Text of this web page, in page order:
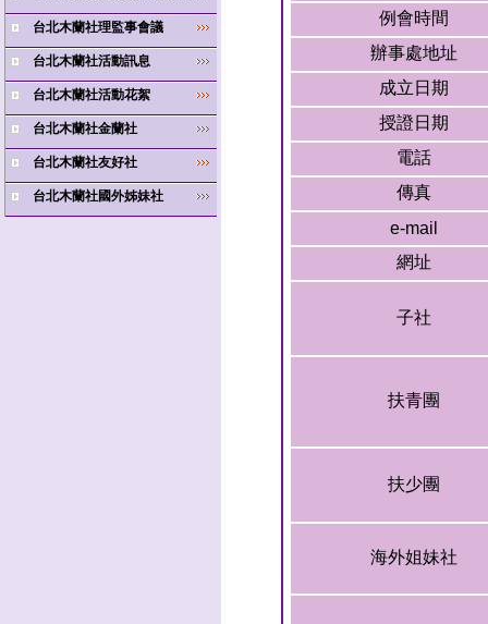
台北木蘭社理監事會議
台北木蘭社活動訊息
台北木蘭社活動花絮
台北木蘭社金蘭社
台北木蘭社友好社
台北木蘭社國外姊妹社
例會時間
辦事處地址
成立日期
授證日期
電話
傳真
e-mail
網址
子社
扶青團
扶少團
海外姐妹社